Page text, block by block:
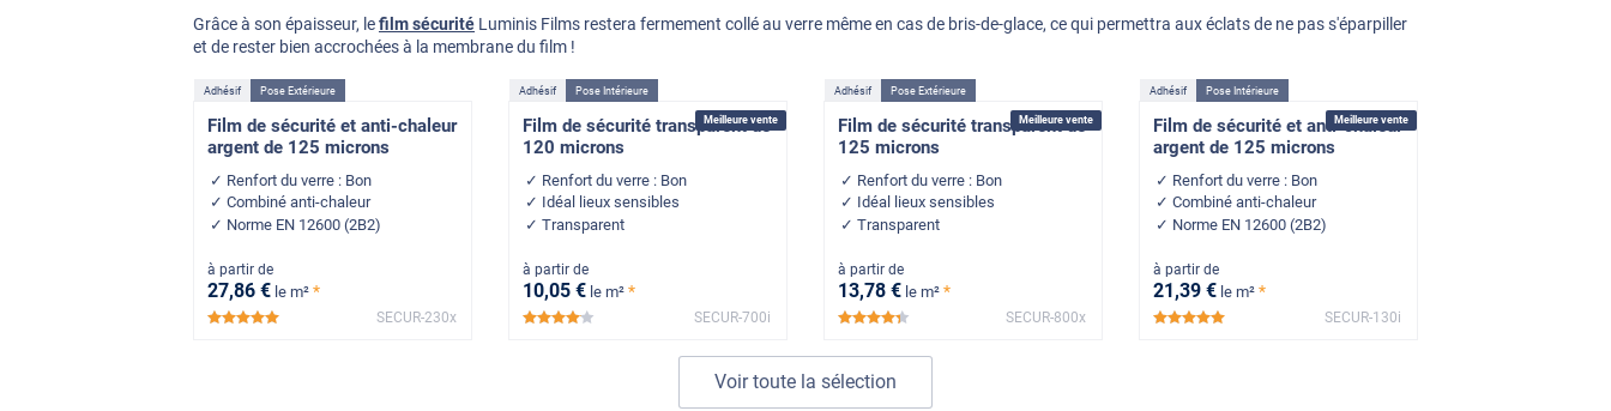
Grâce à son épaisseur, lefilm sécurité Luminis Films restera fermement collé au verre même en cas de bris-de-glace, ce qui permettra aux éclats de ne pas s'éparpiller
et de rester bien accrochées à la membrane du film !
Adhésif Pose Extérieure
Film de sécurité et anti-chaleur
argent de 125 microns
Renfort du verre : Bon
Combiné anti-chaleur
Norme EN 12600 (2B2)
à partir de
27,86 € le m² *
SECUR-230x
Meilleure vente
Adhésif Pose Intérieure
Film de sécurité transparent de
120 microns
Renfort du verre : Bon
Idéal lieux sensibles
Transparent
à partir de
10,05 € le m² *
*****
SECUR-700i
Meilleure vente
Adhésif Pose Extérieure
Film de sécurité transparent de
125 microns
Renfort du verre : Bon
Idéal lieux sensibles
Transparent
à partir de
13,78 € le m² *
*****
SECUR-800x
Meilleure vente
Adhésif Pose Intérieure
Film de sécurité et anti-chaleur
argent de 125 microns
Renfort du verre : Bon
Combiné anti-chaleur
Norme EN 12600 (2B2)
à partir de
21,39 € le m² *
*****
SECUR-130i
Voir toute la sélection